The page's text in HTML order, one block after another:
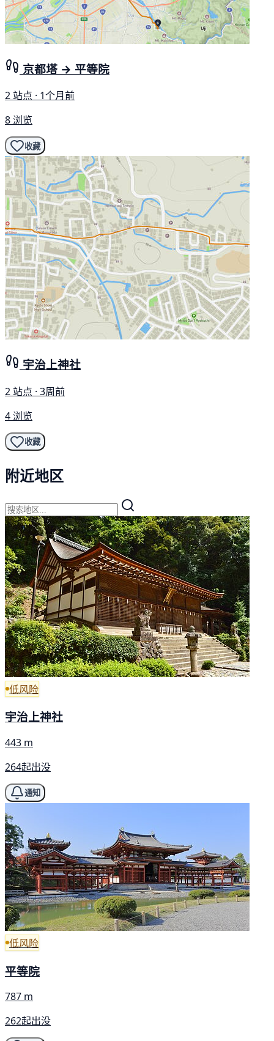
京都塔 → 平等院
2 站点 · 1个月前
8 浏览
收藏
宇治上神社
2 站点 · 3周前
4 浏览
收藏
附近地区
低风险
宇治上神社
443 m
264起出没
通知
低风险
平等院
787 m
262起出没